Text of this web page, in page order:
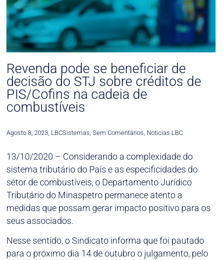
Revenda pode se beneficiar de
decisão do STJ sobre créditos de
PIS/Cofins na cadeia de
combustíveis
Agosto 8, 2023, LBCSistemas, Sem Comentários, Noticias LBC
13/10/2020 – Considerando a complexidade do
sistema tributário do País e as especificidades do
setor de combustíveis, o Departamento Jurídico
Tributário do Minaspetro permanece atento a
medidas que possam gerar impacto positivo para os
seus associados.
Nesse sentido, o Sindicato informa que foi pautado
para o próximo dia 14 de outubro o julgamento, pelo